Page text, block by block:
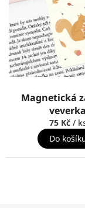
Magnetická
veverka
75 Kč /
Do